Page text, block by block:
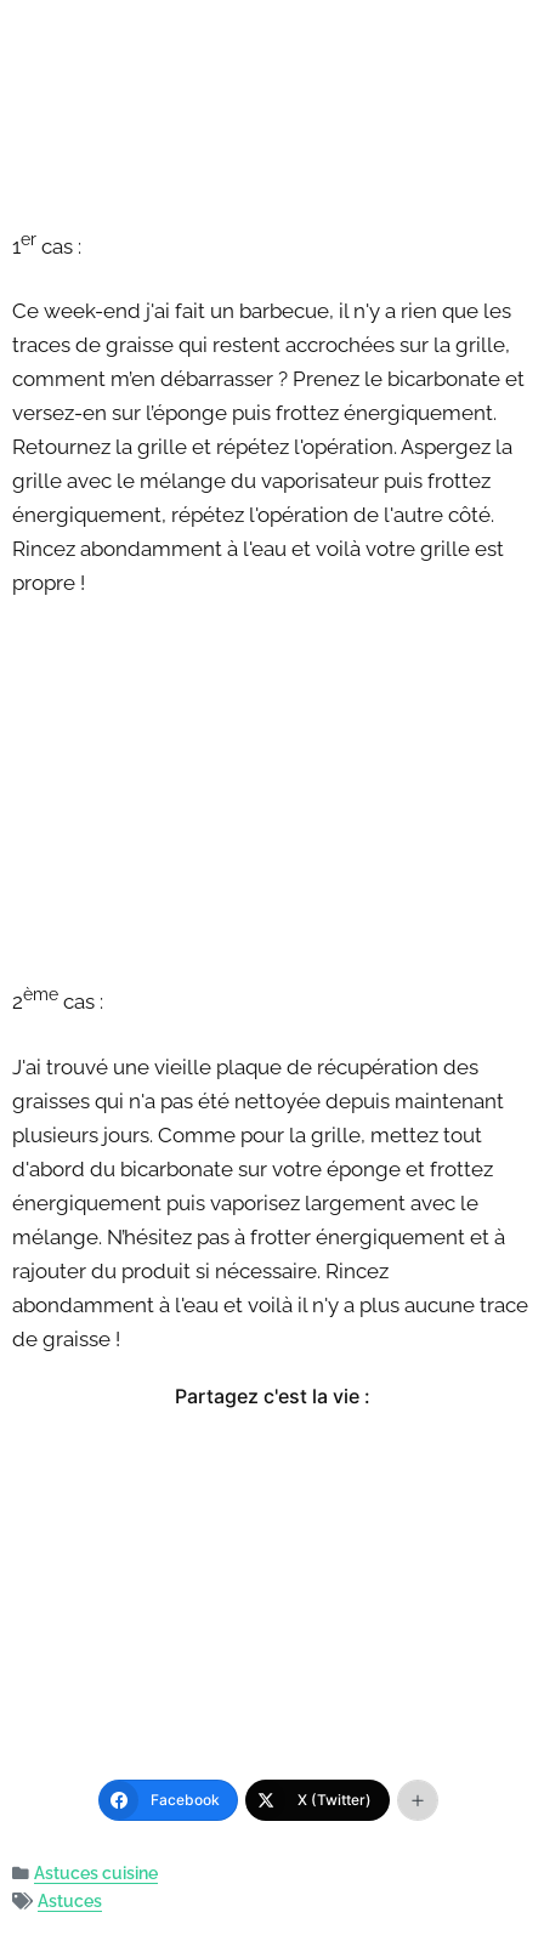
1er cas :
Ce week-end j'ai fait un barbecue, il n'y a rien que les
traces de graisse qui restent accrochées sur la grille,
comment m’en débarrasser ? Prenez le bicarbonate et
versez-en sur l’éponge puis frottez énergiquement.
Retournez la grille et répétez l'opération. Aspergez la
grille avec le mélange du vaporisateur puis frottez
énergiquement, répétez l'opération de l'autre côté.
Rincez abondamment à l'eau et voilà votre grille est
propre !
2ème cas :
J'ai trouvé une vieille plaque de récupération des
graisses qui n'a pas été nettoyée depuis maintenant
plusieurs jours. Comme pour la grille, mettez tout
d'abord du bicarbonate sur votre éponge et frottez
énergiquement puis vaporisez largement avec le
mélange. N’hésitez pas à frotter énergiquement et à
rajouter du produit si nécessaire. Rincez
abondamment à l'eau et voilà il n'y a plus aucune trace
de graisse !
Partagez c'est la vie :
Facebook X (Twitter)
Astuces cuisine
Astuces